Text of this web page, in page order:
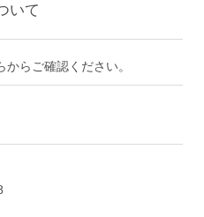
いて
らご確認ください。